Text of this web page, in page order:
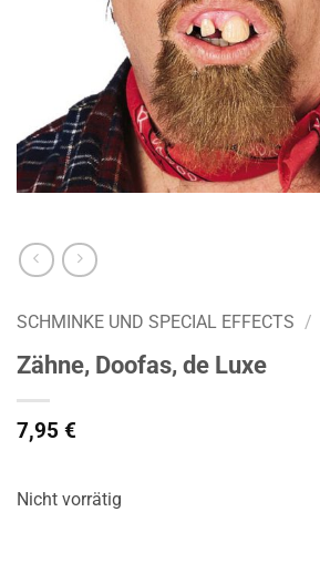
SCHMINKE UND SPECIAL EFFECTS /
Zähne, Doofas, de Luxe
7,95 €
Nicht vorrätig